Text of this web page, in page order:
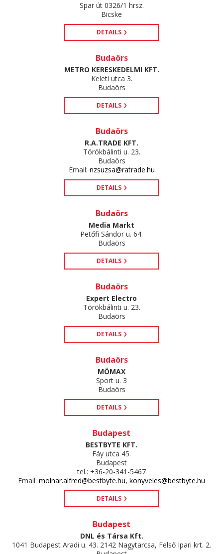
Spar út 0326/1 hrsz.
Bicske
DETAILS
Budaörs
METRO KERESKEDELMI KFT.
Keleti utca 3.
Budaörs
DETAILS
Budaörs
R.A.TRADE KFT.
Törökbálinti u. 23.
Budaörs
Email: nzsuzsa@ratrade.hu
DETAILS
Budaörs
Media Markt
Petőfi Sándor u. 64.
Budaörs
DETAILS
Budaörs
Expert Electro
Törökbálinti u. 23.
Budaörs
DETAILS
Budaörs
MÖMAX
Sport u. 3
Budaörs
DETAILS
Budapest
BESTBYTE KFT.
Fáy utca 45.
Budapest
tel.: +36-20-341-5467
Email: molnar.alfred@bestbyte.hu, konyveles@bestbyte.hu
DETAILS
Budapest
DNL és Társa Kft.
1041 Budapest Aradi u. 43. 2142 Nagytarcsa, Felső Ipari krt. 2.